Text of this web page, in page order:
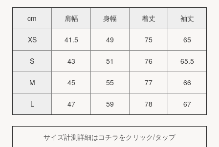
cm 肩幅 身幅 着丈 袖丈
XS 41.5 49 75 65
S 43 51 76 65.5
M 45 55 77 66
L 47 59 78 67
サイズ計測詳細はコチラをクリック/タップ